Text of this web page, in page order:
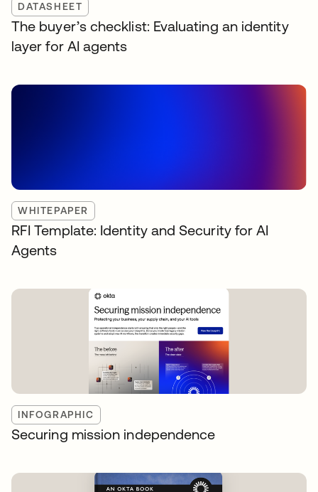
DATASHEET
The buyer’s checklist: Evaluating an identity
layer for AI agents
WHITEPAPER
RFI Template: Identity and Security for AI
Agents
INFOGRAPHIC
Securing mission independence